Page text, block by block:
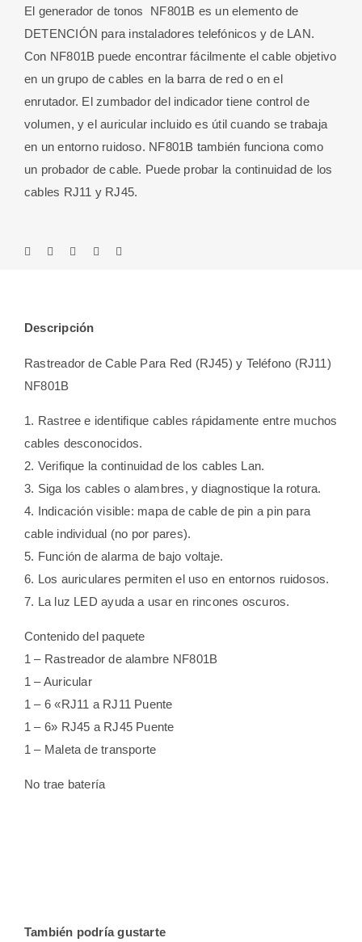
El generador de tonos NF801B es un elemento de
DETENCIÓN para instaladores telefónicos y de LAN.
Con NF801B puede encontrar fácilmente el cable objetivo
en un grupo de cables en la barra de red o en el
enrutador. El zumbador del indicador tiene control de
volumen, y el auricular incluido es útil cuando se trabaja
en un entorno ruidoso. NF801B también funciona como
un probador de cable. Puede probar la continuidad de los
cables RJ11 y RJ45.
Descripción
Rastreador de Cable Para Red (RJ45) y Teléfono (RJ11)
NF801B
1. Rastree e identifique cables rápidamente entre muchos
cables desconocidos.
2. Verifique la continuidad de los cables Lan.
3. Siga los cables o alambres, y diagnostique la rotura.
4. Indicación visible: mapa de cable de pin a pin para
cable individual (no por pares).
5. Función de alarma de bajo voltaje.
6. Los auriculares permiten el uso en entornos ruidosos.
7. La luz LED ayuda a usar en rincones oscuros.
Contenido del paquete
1 – Rastreador de alambre NF801B
1 – Auricular
1 – 6 «RJ11 a RJ11 Puente
1 – 6» RJ45 a RJ45 Puente
1 – Maleta de transporte
No trae batería
También podría gustarte